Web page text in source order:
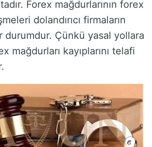
Forex mağdurlarının forex
dolandırıcı firmaların
durumdur. Çünkü yasal yollara
mağdurları kayıplarını telafi